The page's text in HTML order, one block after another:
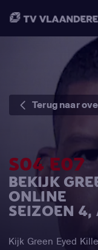
Terug naar
S04 E07
BEKIJK
ONLINE
SEIZOEN 4,
Kijk Green Eyed